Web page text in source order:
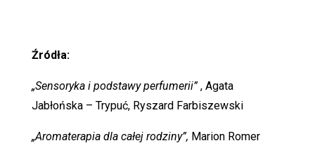
Źródła:
„Sensoryka i podstawy perfumerii”, Agata
Jabłońska – Trypuć, Ryszard Farbiszewski
„Aromaterapia dla całej rodziny”, Marion Romer